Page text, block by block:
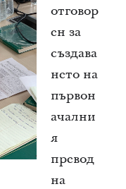
отговор
ен за
създава
нето на
първон
ачални
я
превод
на